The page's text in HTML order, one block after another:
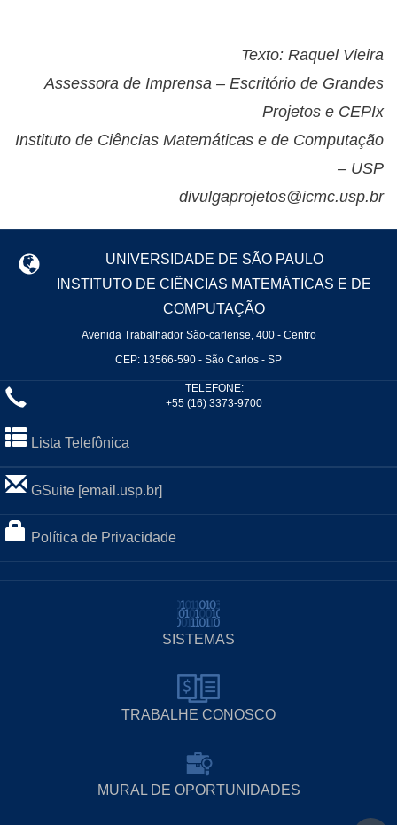
Texto: Raquel Vieira
Assessora de Imprensa – Escritório de Grandes
Projetos e CEPIx
Instituto de Ciências Matemáticas e de Computação
– USP
divulgaprojetos@icmc.usp.br
UNIVERSIDADE DE SÃO PAULO
INSTITUTO DE CIÊNCIAS MATEMÁTICAS E DE
COMPUTAÇÃO
Avenida Trabalhador São-carlense, 400 - Centro
CEP: 13566-590 - São Carlos - SP
TELEFONE:
+55 (16) 3373-9700
Lista Telefônica
GSuite [email.usp.br]
Política de Privacidade
SISTEMAS
TRABALHE CONOSCO
MURAL DE OPORTUNIDADES